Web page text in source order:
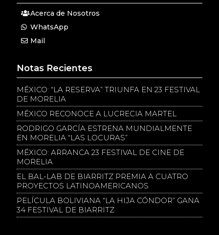
Acerca de Nosotros
WhatsApp
Mail
Notas Recientes
MÉXICO: “LA RESERVA” TRIUNFA EN 23 FESTIVAL
DE MORELIA
MÉXICO RECONOCE A LUCRECIA MARTEL
RODRIGO GARCÍA ESTRENA MUNDIALMENTE
EN MORELIA “LAS LOCURAS”
MÉXICO: ARRANCA 23 FESTIVAL DE CINE DE
MORELIA
EL BAL-LAB DE BIARRITZ PREMIA A CUATRO
PROYECTOS LATINOAMERICANOS
PELÍCULA BOLIVIANA “LA HIJA CÓNDOR” GANA
34 FESTIVAL DE BIARRITZ